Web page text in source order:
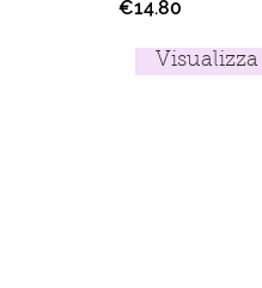
€14.80
Visualizza